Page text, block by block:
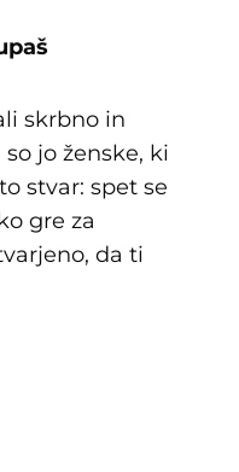
skrbno in
jo ženske, ki
stvar: spet se
gre za
da ti